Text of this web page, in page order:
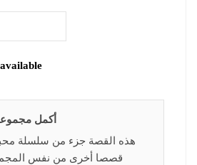
أكمل
هذه القصة جزء من سلسلة
قصصا أخرى من نفس